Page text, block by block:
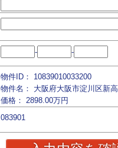
- -
物件ID： 10839010033200
物件名： 大阪府大阪市淀川区新
価格： 2898.00万円
083901